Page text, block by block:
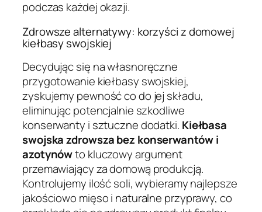
podczas każdej okazji.
Zdrowsze alternatywy: korzyści z domowej
kiełbasy swojskiej
Decydując się na własnoręczne
przygotowanie kiełbasy swojskiej,
zyskujemy pewność co do jej składu,
eliminując potencjalnie szkodliwe
konserwanty i sztuczne dodatki. Kiełbasa
swojska zdrowsza bez konserwantów i
azotynówto kluczowy argument
przemawiający za domową produkcją.
Kontrolujemy ilość soli, wybieramy najlepsze
jakościowo mięso i naturalne przyprawy, co